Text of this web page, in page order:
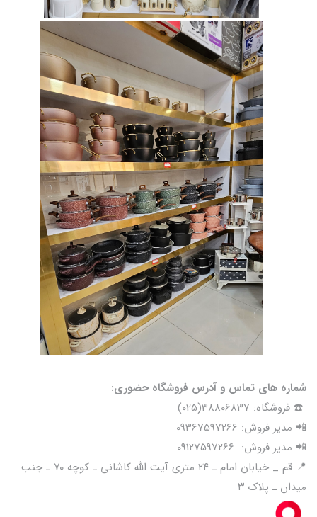
شماره های تماس و آدرس فروشگاه حضوری:
☎️ فروشگاه: 38806837(025)
📲 مدیر فروش: 09367597266
📲 مدیر فروش: 09127597266
📍 قم _ خیابان امام ـ ۲۴ متری آیت الله کاشانی ـ کوچه ۷۰ ـ جنب
میدان ـ پلاک ۳